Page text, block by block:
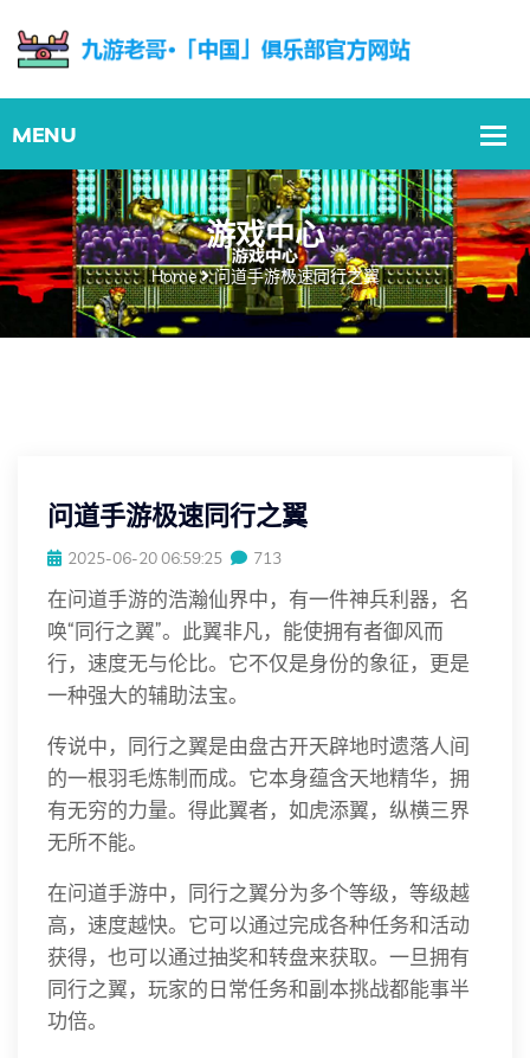
游戏中心
Home 问道手游极速同行之翼
问道手游极速同行之翼
2025-06-20 06:59:25 713
在问道手游的浩瀚仙界中，有一件神兵利器，名
唤“同行之翼”。此翼非凡，能使拥有者御风而
行，速度无与伦比。它不仅是身份的象征，更是
一种强大的辅助法宝。
传说中，同行之翼是由盘古开天辟地时遗落人间
的一根羽毛炼制而成。它本身蕴含天地精华，拥
有无穷的力量。得此翼者，如虎添翼，纵横三界
无所不能。
在问道手游中，同行之翼分为多个等级，等级越
高，速度越快。它可以通过完成各种任务和活动
获得，也可以通过抽奖和转盘来获取。一旦拥有
同行之翼，玩家的日常任务和副本挑战都能事半
功倍。